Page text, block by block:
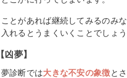
とがあれば継続してみるのみ
れるとうまくいくことでしょう
夢】
診断では大きな不安の象徴と